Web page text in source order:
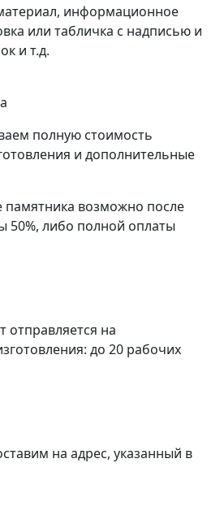
информационное
или табличка с надписью и
и т.д.
полную стоимость
и дополнительные
памятника возможно после
50%, либо полной оплаты
отправляется на
до 20 рабочих
на адрес, указанный в